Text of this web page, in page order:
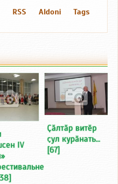
Tags
Aldoni
RSS
IV
Ҫӑлтӑр витӗр
ҫул курӑнать...
[67]